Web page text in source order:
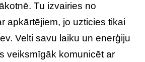
Tu izvairies no
apkārtējiem, jo uzticies tikai
Velti savu laiku un enerģiju
veiksmīgāk komunicēt ar